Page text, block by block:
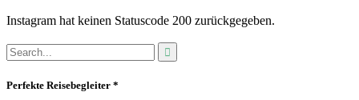
Instagram hat keinen Statuscode 200 zurückgegeben.
Perfekte Reisebegleiter *